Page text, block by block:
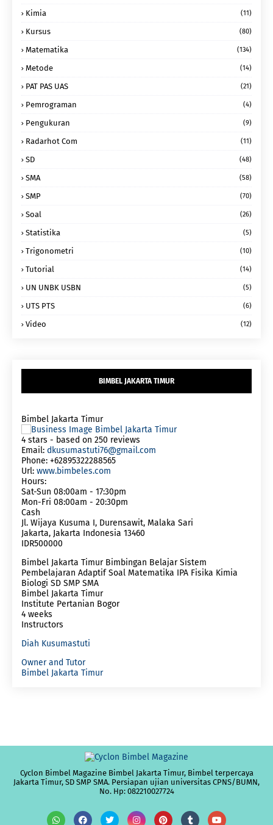
Kimia (11)
Kursus (80)
Matematika (134)
Metode (14)
PAT PAS UAS (21)
Pemrograman (4)
Pengukuran (9)
Radarhot Com (11)
SD (48)
SMA (58)
SMP (70)
Soal (26)
Statistika (5)
Trigonometri (10)
Tutorial (14)
UN UNBK USBN (5)
UTS PTS (6)
Video (12)
BIMBEL JAKARTA TIMUR
Bimbel Jakarta Timur
4 stars - based on 250 reviews
Email: dkusumastuti76@gmail.com
Phone: +62895322288565
Url: www.bimbeles.com
Hours:
Sat-Sun 08:00am - 17:30pm
Mon-Fri 08:00am - 20:30pm
Cash
Jl. Wijaya Kusuma I, Durensawit, Malaka Sari
Jakarta, Jakarta Indonesia 13460
IDR500000
Bimbel Jakarta Timur Bimbingan Belajar Sistem
Pembelajaran Adaptif Soal Matematika IPA Fisika Kimia
Biologi SD SMP SMA
Bimbel Jakarta Timur
Institute Pertanian Bogor
4 weeks
Instructors
Diah Kusumastuti
Owner and Tutor
Bimbel Jakarta Timur
Cyclon Bimbel Magazine Bimbel Jakarta Timur, Bimbel terpercaya
Jakarta Timur, SD SMP SMA. Persiapan ujian universitas CPNS/BUMN,
No. Hp: 082210027724